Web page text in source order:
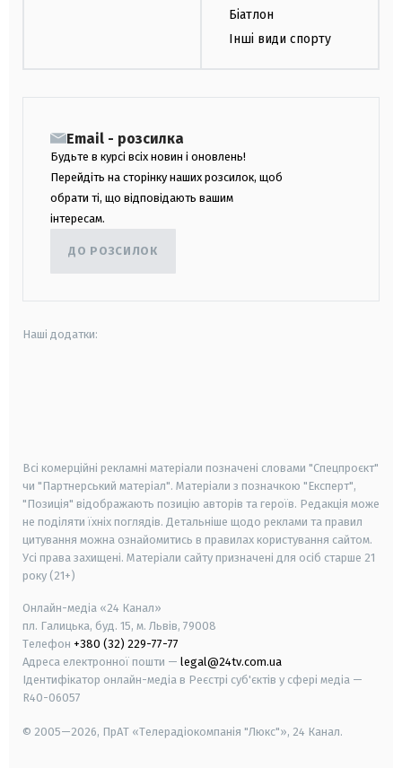
Біатлон
Інші види спорту
Email - розсилка
Будьте в курсі всіх новин і оновлень!
Перейдіть на сторінку наших розсилок, щоб
обрати ті, що відповідають вашим
інтересам.
ДО РОЗСИЛОК
Наші додатки:
Всі комерційні рекламні матеріали позначені словами "Спецпроєкт"
чи "Партнерський матеріал". Матеріали з позначкою "Експерт",
"Позиція" відображають позицію авторів та героїв. Редакція може
не поділяти їхніх поглядів. Детальніше щодо реклами та правил
цитування можна ознайомитись в правилах користування сайтом.
Усі права захищені. Матеріали сайту призначені для осіб старше 21
року (21+)
Онлайн-медіа «24 Канал»
пл. Галицька, буд. 15, м. Львів, 79008
Телефон +380 (32) 229-77-77
Адреса електронної пошти — legal@24tv.com.ua
Ідентифікатор онлайн-медіа в Реєстрі суб'єктів у сфері медіа —
R40-06057
© 2005—2026, ПрАТ «Телерадіокомпанія "Люкс"», 24 Канал.